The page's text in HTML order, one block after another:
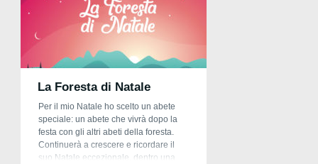
La Foresta di Natale
Per il mio Natale ho scelto un abete
speciale: un abete che vivrà dopo la
festa con gli altri abeti della foresta.
Continuerà a crescere e ricordare il
suo Natale eccezionale, dentro una